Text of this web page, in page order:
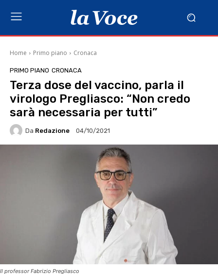
Home Primo piano Cronaca
PRIMO PIANO CRONACA
Terza dose del vaccino, parla il
virologo Pregliasco: “Non credo
sarà necessaria per tutti”
Da Redazione 04/10/2021
Il professor Fabrizio Pregliasco